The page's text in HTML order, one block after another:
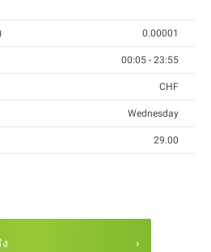
0.00001
00:05 - 23:55
CHF
Wednesday
29.00